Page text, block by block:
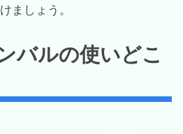
ましょう。
バルの使いどこ